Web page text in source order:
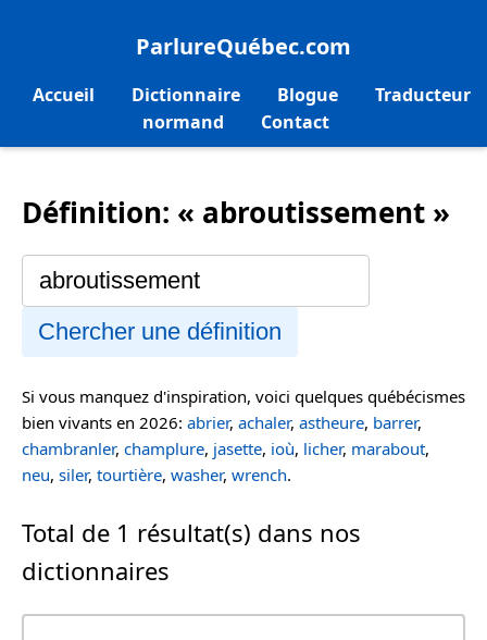
ParlureQuébec.com
Accueil Dictionnaire Blogue
Traducteur
normand
Contact
Définition: « abroutissement »
Chercher une définition
Si vous manquez d'inspiration, voici quelques québécismes
bien vivants en 2026: abrier, achaler, astheure, barrer,
chambranler, champlure, jasette, ioù, licher, marabout,
neu, siler, tourtière, washer, wrench.
Total de 1 résultat(s) dans nos
dictionnaires